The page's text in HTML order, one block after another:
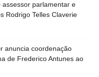
parlamentar e
Rodrigo Telles Claverie
anuncia coordenação
de Frederico Antunes ao